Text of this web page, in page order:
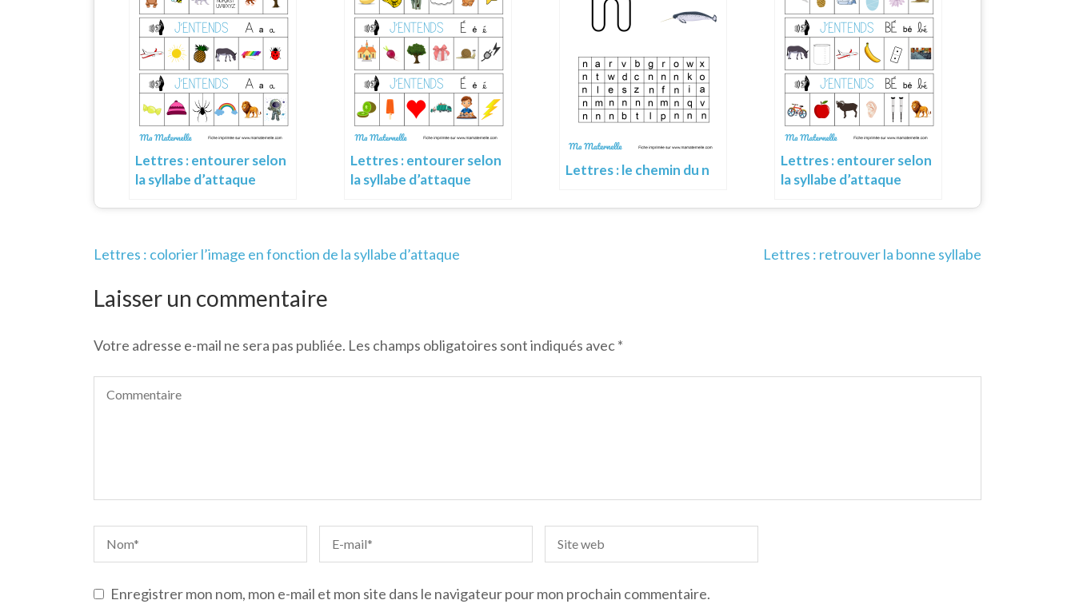
Lettres : entourer selon
la syllabe d’attaque
Lettres : entourer selon
la syllabe d’attaque
Lettres : le chemin du n
Lettres : entourer selon
la syllabe d’attaque
Navigation
l’article
Lettres : colorier l’image en fonction de la syllabe d’attaque Lettres : retrouver la bonne syllabe
Laisser un commentaire
Votre adresse e-mail ne sera pas publiée. Les champs obligatoires sont indiqués avec*
Enregistrer mon nom, mon e-mail et mon site dans le navigateur pour mon prochain commentaire.